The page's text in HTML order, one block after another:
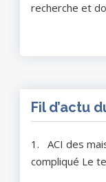
recherche et
Fil d’actu
1. ACI des
compliqué Le